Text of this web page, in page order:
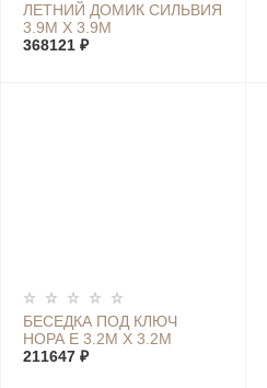
ЛЕТНИЙ ДОМИК СИЛЬВИЯ
3.9М Х 3.9М
368121 ₽
БЕСЕДКА ПОД КЛЮЧ
НОРА Е 3.2М Х 3.2М
211647 ₽